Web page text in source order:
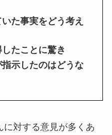
た事実をどう考え
たことに驚き
示したのはどうな
に対する意見が多くあ